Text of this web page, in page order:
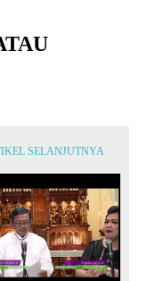
SELANJUTNYA